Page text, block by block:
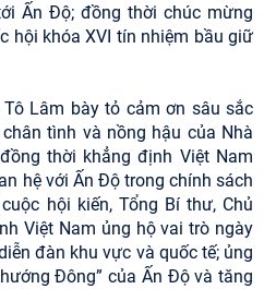
Ấn Độ; đồng thời chúc mừng
hội khóa XVI tín nhiệm bầu giữ
Lâm bày tỏ cảm ơn sâu sắc
tình và nồng hậu của Nhà
thời khẳng định Việt Nam
hệ với Ấn Độ trong chính sách
hội kiến, Tổng Bí thư, Chủ
Việt Nam ủng hộ vai trò ngày
đàn khu vực và quốc tế; ủng
Đông” của Ấn Độ và tăng